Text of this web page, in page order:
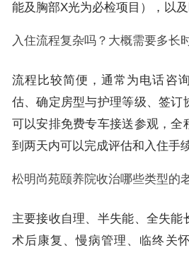
能及胸部X光为必检项目），以及
入住流程复杂吗？大概需要多长
流程比较简便，通常为电话咨
估、确定房型与护理等级、签订
可以安排免费专车接送参观，全
到两天内可以完成评估和入住手续
松明尚苑颐养院收治哪些类型的
主要接收自理、半失能、全失能
术后康复、慢病管理、临终关